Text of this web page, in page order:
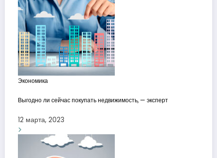
Экономика
Выгодно ли сейчас покупать недвижимость, — эксперт
12 марта, 2023